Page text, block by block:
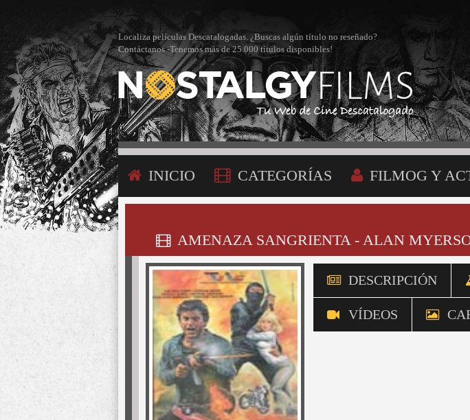
Localiza películas Descatalogadas. ¿Buscas algún título no reseñado?
Contáctanos -Tenemos más de 25.000 títulos disponibles!
INICIO CATEGORÍAS FILMOG Y
AMENAZA SANGRIENTA - ALAN
DESCRIPCIÓN
VÍDEOS